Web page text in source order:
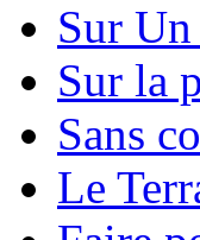
Sur
Sur la
Sans
Le